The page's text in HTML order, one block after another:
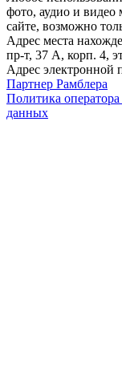
фото, аудио и
сайте, возможно
Адрес места
пр-т, 37 А, корп. 4,
Адрес
Партнер Рамблера
Политика
данных